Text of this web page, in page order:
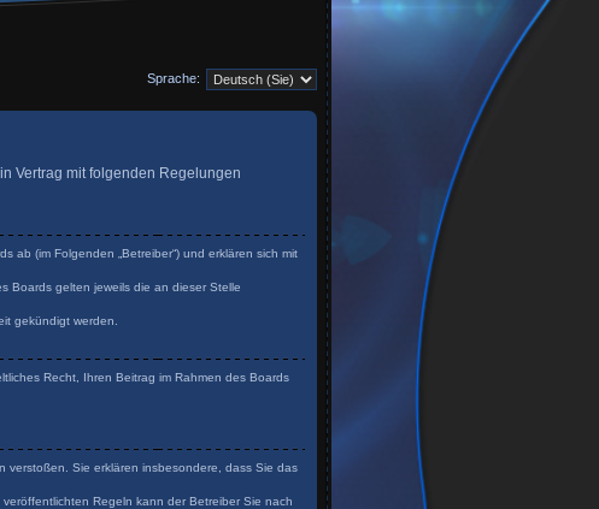
Sprache:
Vertrag mit folgenden Regelungen
ab (im Folgenden „Betreiber“) und erklären sich mit
Boards gelten jeweils die an dieser Stelle
gekündigt werden.
Recht, Ihren Beitrag im Rahmen des Boards
verstoßen. Sie erklären insbesondere, dass Sie das
Regeln kann der Betreiber Sie nach